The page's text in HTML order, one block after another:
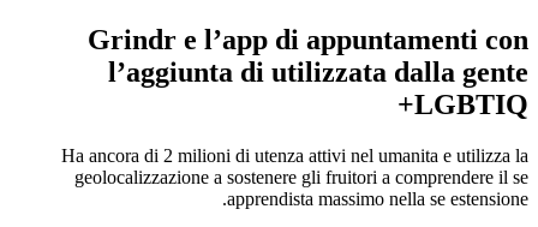
Grindr e l’app di appuntamenti con
l’aggiunta di utilizzata dalla gente
LGBTIQ+
Ha ancora di 2 milioni di utenza attivi nel umanita e utilizza la
geolocalizzazione a sostenere gli fruitori a comprendere il se
apprendista massimo nella se estensione.